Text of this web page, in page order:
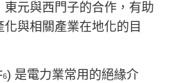
元與西門子的合作，有助
與相關產業在地化的目
6) 是電力業常用的絕緣介